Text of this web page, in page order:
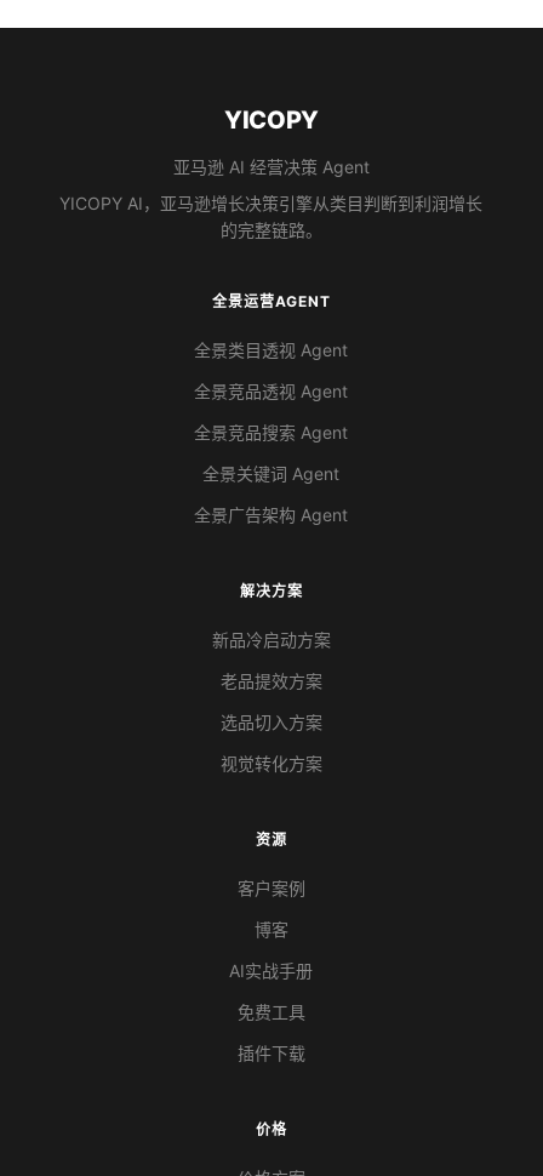
YICOPY
亚马逊 AI 经营决策 Agent
YICOPY AI，亚马逊增长决策引擎从类目判断到利润增长
的完整链路。
全景运营AGENT
全景类目透视 Agent
全景竞品透视 Agent
全景竞品搜索 Agent
全景关键词 Agent
全景广告架构 Agent
解决方案
新品冷启动方案
老品提效方案
选品切入方案
视觉转化方案
资源
客户案例
博客
AI实战手册
免费工具
插件下载
价格